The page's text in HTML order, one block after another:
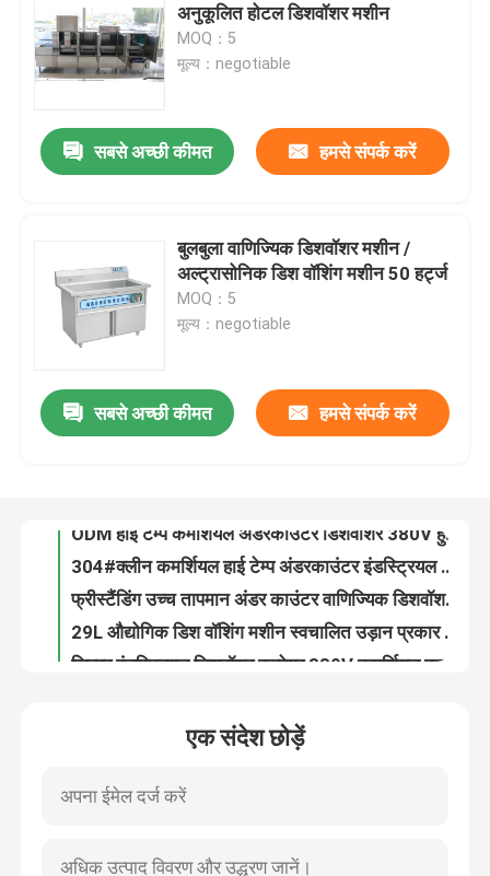
उत्पाद
गुणवत्ता नियंत्रण
हमसे संपर्क करें
वाणिज्यिक डिशवॉशर मशीन
रैक कन्वेयर डिशवॉशर
अनुकूलित होटल डिशवॉशर मशीन
MOQ：5
मूल्य：negotiable
सबसे अच्छी कीमत हमसे संपर्क करें
बुलबुला वाणिज्यिक डिशवॉशर मशीन /
अल्ट्रासोनिक डिश वॉशिंग मशीन 50 हर्ट्ज
MOQ：5
मूल्य：negotiable
सबसे अच्छी कीमत हमसे संपर्क करें
ODM हाई टेम्प कमर्शियल अंडरकाउंटर डिशवॉशर 380V हुड टाइप
380V डिशवॉशर पानी का दबाव स्टेनलेस स्टील कस्टम आकार डिशवॉशर OEM
स्थिर दराज शैली डिशवॉशर पूरी तरह से एकीकृत 380V रेस्तरां डिश मशीन
380V जल कुशल डिशवॉशर सुरक्षित उड़ान प्रकार पूर्ण स्वचालित ओडीएम
एक संदेश छोड़ें